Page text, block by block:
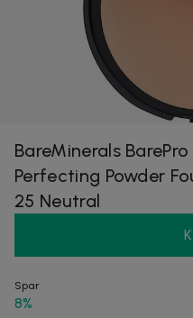
BareMinerals
Perfecting Powder
25 Neutral
Spar
8%